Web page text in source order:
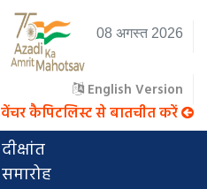
08 अगस्त 2026
English Version
वेंचर कैपिटलिस्ट से बातचीत करें
दीक्षांत
समारोह